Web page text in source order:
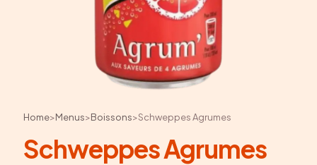
Home>Menus>Boissons>Schweppes Agrumes
Schweppes Agrumes